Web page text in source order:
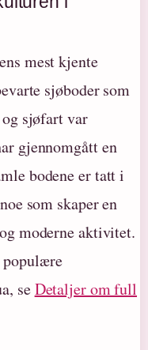
mest kjente
sjøboder som
sjøfart var
gjennomgått en
bodene er tatt i
som skaper en
moderne aktivitet.
populære
seDetaljer om full